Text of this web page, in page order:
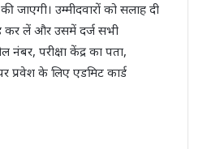
उम्मीदवारों को सलाह दी
कर लें और उसमें दर्ज सभी
नंबर, परीक्षा केंद्र का पता,
प्रवेश के लिए एडमिट कार्ड